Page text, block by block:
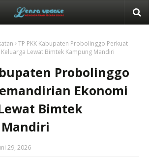
TP PKK Kabupaten Probolinggo Perkuat
Lewat Bimtek Kampung Mandiri
Probolinggo
Ekonomi
Bimtek
29, 2026